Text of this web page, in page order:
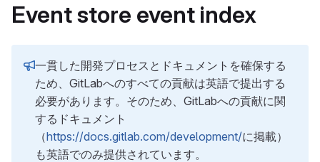
Event store event index
一貫した開発プロセスとドキュメントを確保する
ため、GitLabへのすべての貢献は英語で提出する
必要があります。そのため、GitLabへの貢献に関
するドキュメント
（https://docs.gitlab.com/development/に掲載）
も英語でのみ提供されています。